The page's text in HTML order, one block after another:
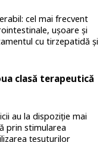
cel mai frecvent
ușoare și
cu tirzepatidă și
clasă terapeutică
au la dispoziție mai
prin stimularea
țesuturilor